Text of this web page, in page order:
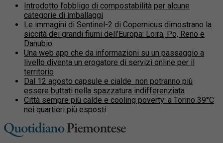
Introdotto l’obbligo di compostabilità per alcune
categorie di imballaggi
Le immagini di Sentinel-2 di Copernicus dimostrano la
siccità dei grandi fiumi dell’Europa: Loira, Po, Reno e
Danubio
Una web app che da informazioni su un passaggio a
livello diventa un erogatore di servizi online per il
territorio
Dal 12 agosto capsule e cialde non potranno più
essere buttati nella spazzatura indifferenziata
Città sempre più calde e cooling poverty: a Torino 39°C
nei quartieri più esposti